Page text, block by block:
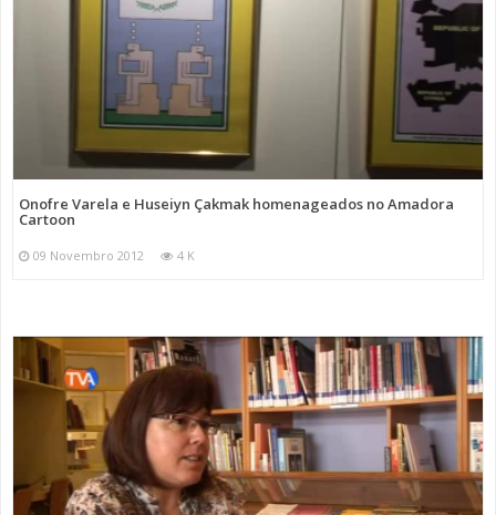
Onofre Varela e Huseiyn Çakmak homenageados no Amadora
Cartoon
09 Novembro 2012 4 K